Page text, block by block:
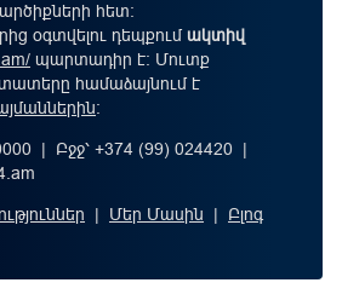
հետ:
օգտվելու դեպքումակտիվ
պարտադիր է: Մուտք
համաձայնում է
։
| Բջջ՝ +374 (99) 024420 |
| Մեր Մասին | Բլոգ